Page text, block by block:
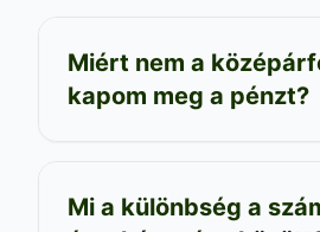
Miért nem a
kapom meg a pénzt?
Mi a különbség a